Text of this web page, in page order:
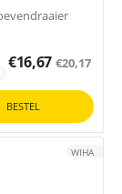
€16,67 €20,17
BESTEL
WIHA